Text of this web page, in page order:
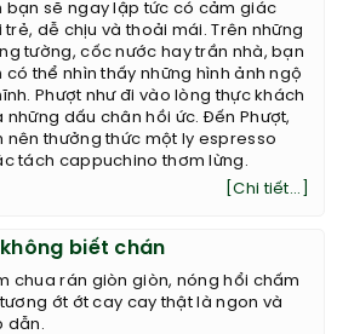
bạn sẽ ngay lập tức có cảm giác
trẻ, dễ chịu và thoải mái. Trên những
tường, cốc nước hay trần nhà, bạn
có thể nhìn thấy những hình ảnh ngộ
Phượt như đi vào lòng thực khách
những dấu chân hồi ức. Đến Phượt,
nên thưởng thức một ly espresso
tách cappuchino thơm lừng.
[Chi tiết...]
biết chán
chua rán giòn giòn, nóng hổi chấm
ớt ớt cay cay thật là ngon và
dẫn.